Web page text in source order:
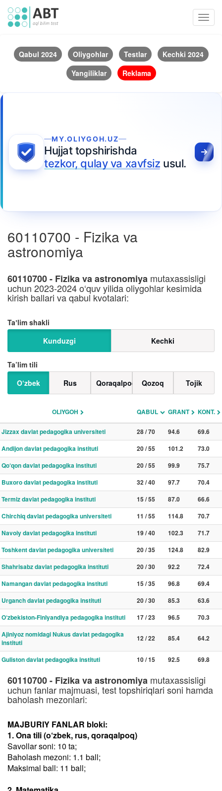
Qabul 2024 Oliygohlar Testlar
Kechki 2024
Yangiliklar
Reklama
MY.OLIYGOH.UZ
Hujjat topshirishda
tezkor, qulay va xavfsiz usul.
60110700 - Fizika va
astronomiya
60110700 - Fizika va astronomiya mutaxassisligi
uchun 2023-2024 o‘quv yilida oliygohlar kesimida
kirish ballari va qabul kvotalari:
Taʼlim shakli
Kunduzgi
Kechki
Ta’lim tili
O‘zbek
Rus Qoraqalpoq Qozoq Tojik
OLIYGOH QABUL GRANT KONT.
Jizzax davlat pedagogika universiteti 28 / 70 94.6
69.6
Andijon davlat pedagogika instituti
20 / 55 101.2
73.0
Qo‘qon davlat pedagogika instituti
20 / 55 99.9
75.7
Buxoro davlat pedagogika instituti
32 / 40 97.7
70.4
Termiz davlat pedagogika instituti
15 / 55 87.0
66.6
Chirchiq davlat pedagogika universiteti
11 / 55 114.8
70.7
Navoiy davlat pedagogika instituti
19 / 40 102.3
71.7
Toshkent davlat pedagogika universiteti
20 / 35 124.8
82.9
Shahrisabz davlat pedagogika instituti
20 / 30 92.2
72.4
Namangan davlat pedagogika instituti
15 / 35 96.8
69.4
Urganch davlat pedagogika instituti
20 / 30 85.3
63.6
O‘zbekiston-Finlyandiya pedagogika instituti
17 / 23 96.5
70.3
Ajiniyoz nomidagi Nukus davlat pedagogika
instituti
12 / 22 85.4 64.2
Guliston davlat pedagogika instituti 10 / 15 92.5 69.8
60110700 - Fizika va astronomiya mutaxassisligi
uchun fanlar majmuasi, test topshiriqlari soni hamda
baholash mezonlari:
MAJBURIY FANLAR bloki:
1. Ona tili (o‘zbek, rus, qoraqalpoq)
Savollar soni: 10 ta;
Baholash mezoni: 1.1 ball;
Maksimal ball: 11 ball;